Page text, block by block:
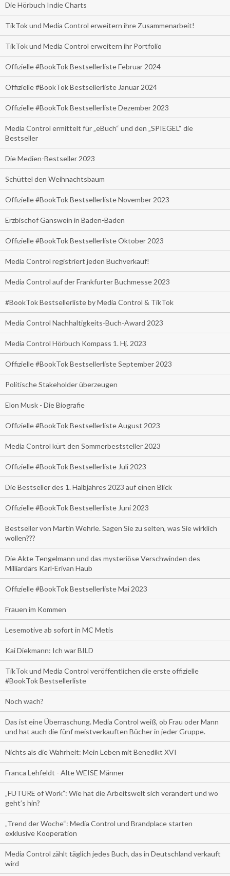
Die Hörbuch Indie Charts
TikTok und Media Control erweitern ihre Zusammenarbeit!
TikTok und Media Control erweitern ihr Portfolio
Offizielle #BookTok Bestsellerliste Februar 2024
Offizielle #BookTok Bestsellerliste Januar 2024
Offizielle #BookTok Bestsellerliste Dezember 2023
Media Control ermittelt für „eBuch“ und den „SPIEGEL“ die
Bestseller
Die Medien-Bestseller 2023
Schüttel den Weihnachtsbaum
Offizielle #BookTok Bestsellerliste November 2023
Erzbischof Gänswein in Baden-Baden
Offizielle #BookTok Bestsellerliste Oktober 2023
Media Control registriert jeden Buchverkauf!
Media Control auf der Frankfurter Buchmesse 2023
#BookTok Bestsellerliste by Media Control & TikTok
Media Control Nachhaltigkeits-Buch-Award 2023
Media Control Hörbuch Kompass 1. Hj. 2023
Offizielle #BookTok Bestsellerliste September 2023
Politische Stakeholder überzeugen
Elon Musk - Die Biografie
Offizielle #BookTok Bestsellerliste August 2023
Media Control kürt den Sommerbeststeller 2023
Offizielle #BookTok Bestsellerliste Juli 2023
Die Bestseller des 1. Halbjahres 2023 auf einen Blick
Offizielle #BookTok Bestsellerliste Juni 2023
Bestseller von Martin Wehrle. Sagen Sie zu selten, was Sie wirklich
wollen???
Die Akte Tengelmann und das mysteriöse Verschwinden des
Milliardärs Karl-Erivan Haub
Offizielle #BookTok Bestsellerliste Mai 2023
Frauen im Kommen
Lesemotive ab sofort in MC Metis
Kai Diekmann: Ich war BILD
TikTok und Media Control veröffentlichen die erste offizielle
#BookTok Bestsellerliste
Noch wach?
Das ist eine Überraschung. Media Control weiß, ob Frau oder Mann
und hat auch die fünf meistverkauften Bücher in jeder Gruppe.
Nichts als die Wahrheit: Mein Leben mit Benedikt XVI
Franca Lehfeldt - Alte WEISE Männer
„FUTURE of Work”: Wie hat die Arbeitswelt sich verändert und wo
geht’s hin?
„Trend der Woche“: Media Control und Brandplace starten
exklusive Kooperation
Media Control zählt täglich jedes Buch, das in Deutschland verkauft
wird